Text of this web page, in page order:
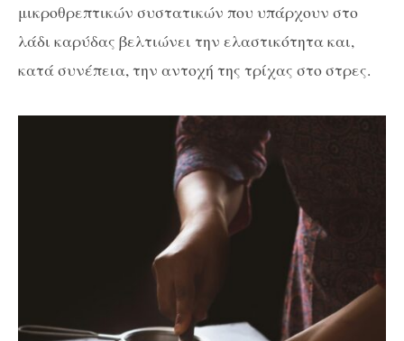
μικροθρεπτικών συστατικών που υπάρχουν στο
λάδι καρύδας βελτιώνει την ελαστικότητα και,
κατά συνέπεια, την αντοχή της τρίχας στο στρες.